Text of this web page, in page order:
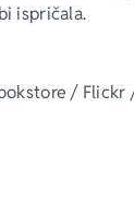
ispričala.
/